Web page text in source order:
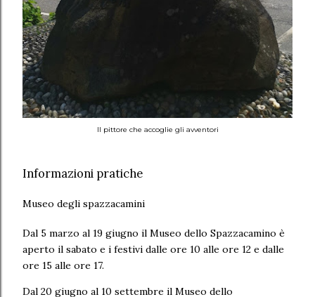
Il pittore che accoglie gli avventori
Informazioni pratiche
Museo degli spazzacamini
Dal 5 marzo al 19 giugno il Museo dello Spazzacamino è
aperto il sabato e i festivi dalle ore 10 alle ore 12 e dalle
ore 15 alle ore 17.
Dal 20 giugno al 10 settembre il Museo dello